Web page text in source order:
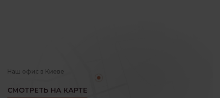
Наш офис в Киеве
СМОТРЕТЬ НА КАРТЕ